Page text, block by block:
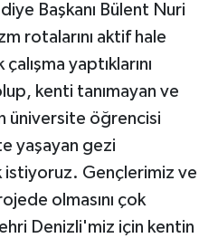
Başkanı Bülent Nuri
rotalarını aktif hale
yaptıklarını
kenti tanımayan ve
üniversite öğrencisi
yaşayan gezi
istiyoruz. Gençlerimiz ve
olmasını çok
Denizli'miz için kentin